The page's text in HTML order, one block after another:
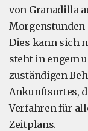
von Granadilla
Morgenstunden
Dies kann sich
steht in engem
zuständigen
Ankunftsortes,
Verfahren für
Zeitplans.